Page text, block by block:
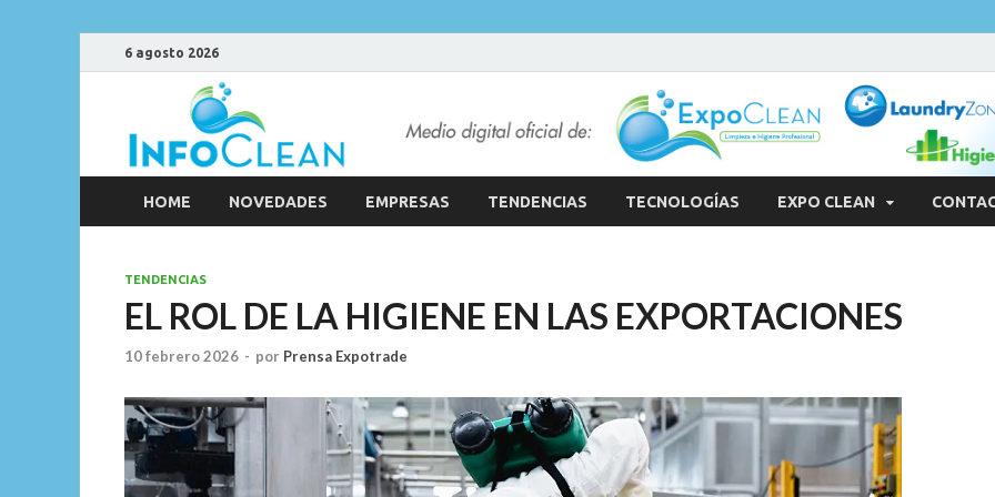
6 agosto 2026
HOME NOVEDADES EMPRESAS TENDENCIAS TECNOLOGÍAS EXPO CLEAN
TENDENCIAS
EL ROL DE LA HIGIENE EN LAS EXPORTACIONES
10 febrero 2026 - por Prensa Expotrade